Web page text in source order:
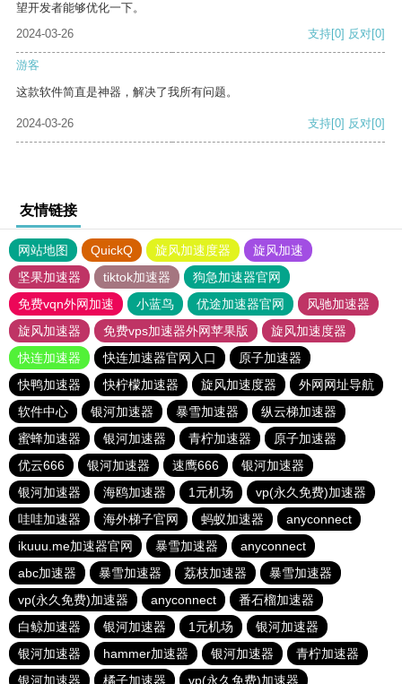
望开发者能够优化一下。
2024-03-26
支持[0] 反对[0]
游客
这款软件简直是神器，解决了我所有问题。
2024-03-26 支持[0] 反对[0]
友情链接
网站地图 QuickQ 旋风加速度器
旋风加速
坚果加速器
tiktok加速器
狗急加速器官网
免费vqn外网加速
小蓝鸟 优途加速器官网
风驰加速器
旋风加速器
免费vps加速器外网苹果版
旋风加速度器
快连加速器
快连加速器官网入口
原子加速器
快鸭加速器
快柠檬加速器 旋风加速度器
外网网址导航
软件中心
银河加速器 暴雪加速器
纵云梯加速器
蜜蜂加速器
银河加速器 青柠加速器
原子加速器
优云666
银河加速器 速鹰666
银河加速器
银河加速器
海鸥加速器 1元机场
vp(永久免费)加速器
哇哇加速器
海外梯子官网 蚂蚁加速器
anyconnect
ikuuu.me加速器官网
暴雪加速器
anyconnect
abc加速器
暴雪加速器 荔枝加速器
暴雪加速器
vp(永久免费)加速器
anyconnect
番石榴加速器
白鲸加速器
银河加速器 1元机场
银河加速器
银河加速器
hammer加速器 银河加速器
青柠加速器
银河加速器
橘子加速器 vp(永久免费)加速器